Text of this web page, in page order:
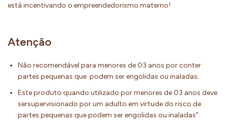
está incentivando o empreendedorismo materno!
Atenção
Não recomendável para menores de 03 anos por conter
partes pequenas que podem ser engolidas ou inaladas;
Este produto quando utilizado por menores de 03 anos deve
sersupervisionado por um adulto em virtude do risco de
partes pequenas que podem ser engolidas ou inaladas".